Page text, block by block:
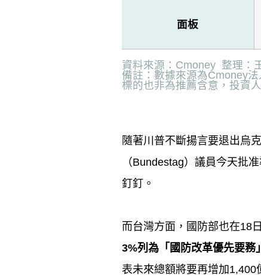
面板
資料來源： Cmoney 整理：
備註：數據來源為Cmoney法
標的也非為推薦含意，投資
隨著川普不斷揚言要退出烏
（Bundestag）議員今天批
釘釘。
而台灣方面，國防部也在18
3%列為「國防改革優先要務」
表未來總額將要再增加1,400